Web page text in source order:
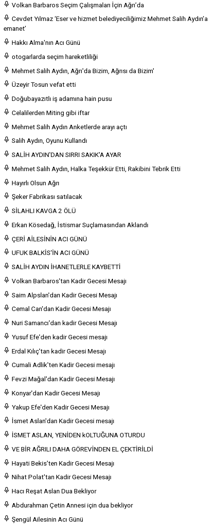
Volkan Barbaros Seçim Çalışmaları İçin Ağrı’da
Cevdet Yılmaz ‘Eser ve hizmet belediyeciliğimiz Mehmet Salih Aydın’a
emanet’
Hakkı Alma'nın Acı Günü
otogarlarda seçim hareketliliği
Mehmet Salih Aydın, Ağrı'da Bizim, Ağrısı da Bizim'
Üzeyir Tosun vefat etti
Doğubayazıtlı iş adamına hain pusu
Celalilerden Miting gibi iftar
Mehmet Salih Aydın Anketlerde arayı açtı
Salih Aydın, Oyunu Kullandı
SALİH AYDIN'DAN SIRRI SAKIK'A AYAR
Mehmet Salih Aydın, Halka Teşekkür Etti, Rakibini Tebrik Etti
Hayırlı Olsun Ağrı
Şeker Fabrikası satılacak
SİLAHLI KAVGA 2 ÖLÜ
Erkan Kösedağ, İstismar Suçlamasından Aklandı
ÇERİ AİLESİNİN ACI GÜNÜ
UFUK BALKİS'İN ACI GÜNÜ
SALİH AYDIN İHANETLERLE KAYBETTİ
Volkan Barbaros'tan Kadir Gecesi Mesajı
Saim Alpslan'dan Kadir Gecesi Mesajı
Cemal Can'dan Kadir Gecesi Mesajı
Nuri Samancı'dan kadir Gecesi Mesajı
Yusuf Efe'den kadir Gecesi mesajı
Erdal Kılıç'tan kadir Gecesi Mesajı
Cumali Adlik'ten Kadir Gecesi mesajı
Fevzi Mağal'dan Kadir Gecesi Mesajı
Konyar'dan Kadir Gecesi Mesajı
Yakup Efe'den Kadir Gecesi Mesajı
İsmet Aslan'dan Kadir Gecesi mesajı
İSMET ASLAN, YENİDEN kOLTUĞUNA OTURDU
VE BİR AĞRILI DAHA GÖREVİNDEN EL ÇEKTİRİLDİ
Hayati Bekis'ten Kadir Gecesi Mesajı
Nihat Polat'tan Kadir Gecesi Mesajı
Hacı Reşat Aslan Dua Bekliyor
Abdurahman Çetin Annesi için dua bekliyor
Şengül Ailesinin Acı Günü